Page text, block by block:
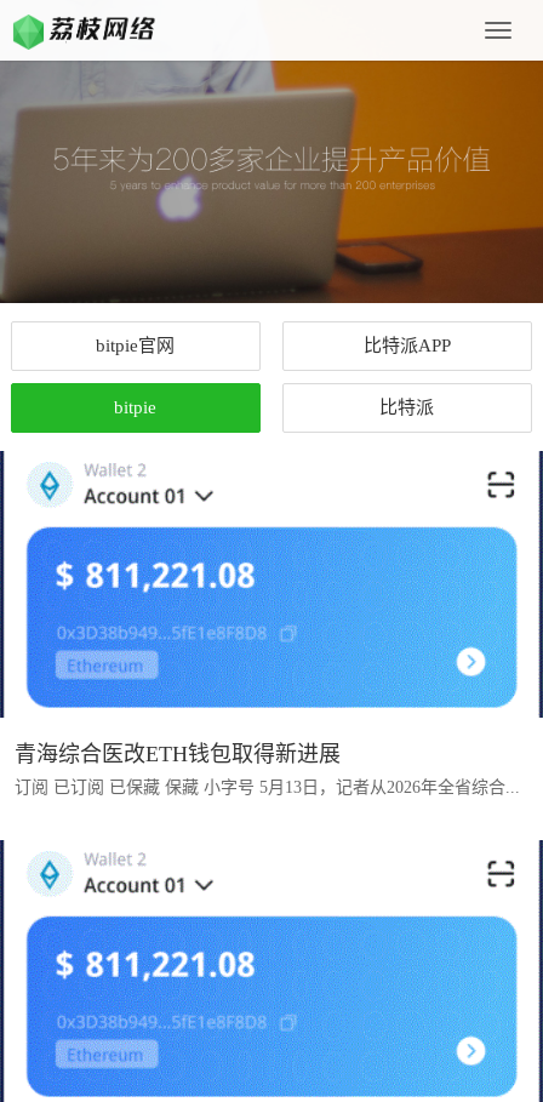
Toggle
bitpie官网 比特派APP
bitpie 比特派
青海综合医改ETH钱包取得新进展
订阅 已订阅 已保藏 保藏 小字号 5月13日，记者从2026年全省综合...